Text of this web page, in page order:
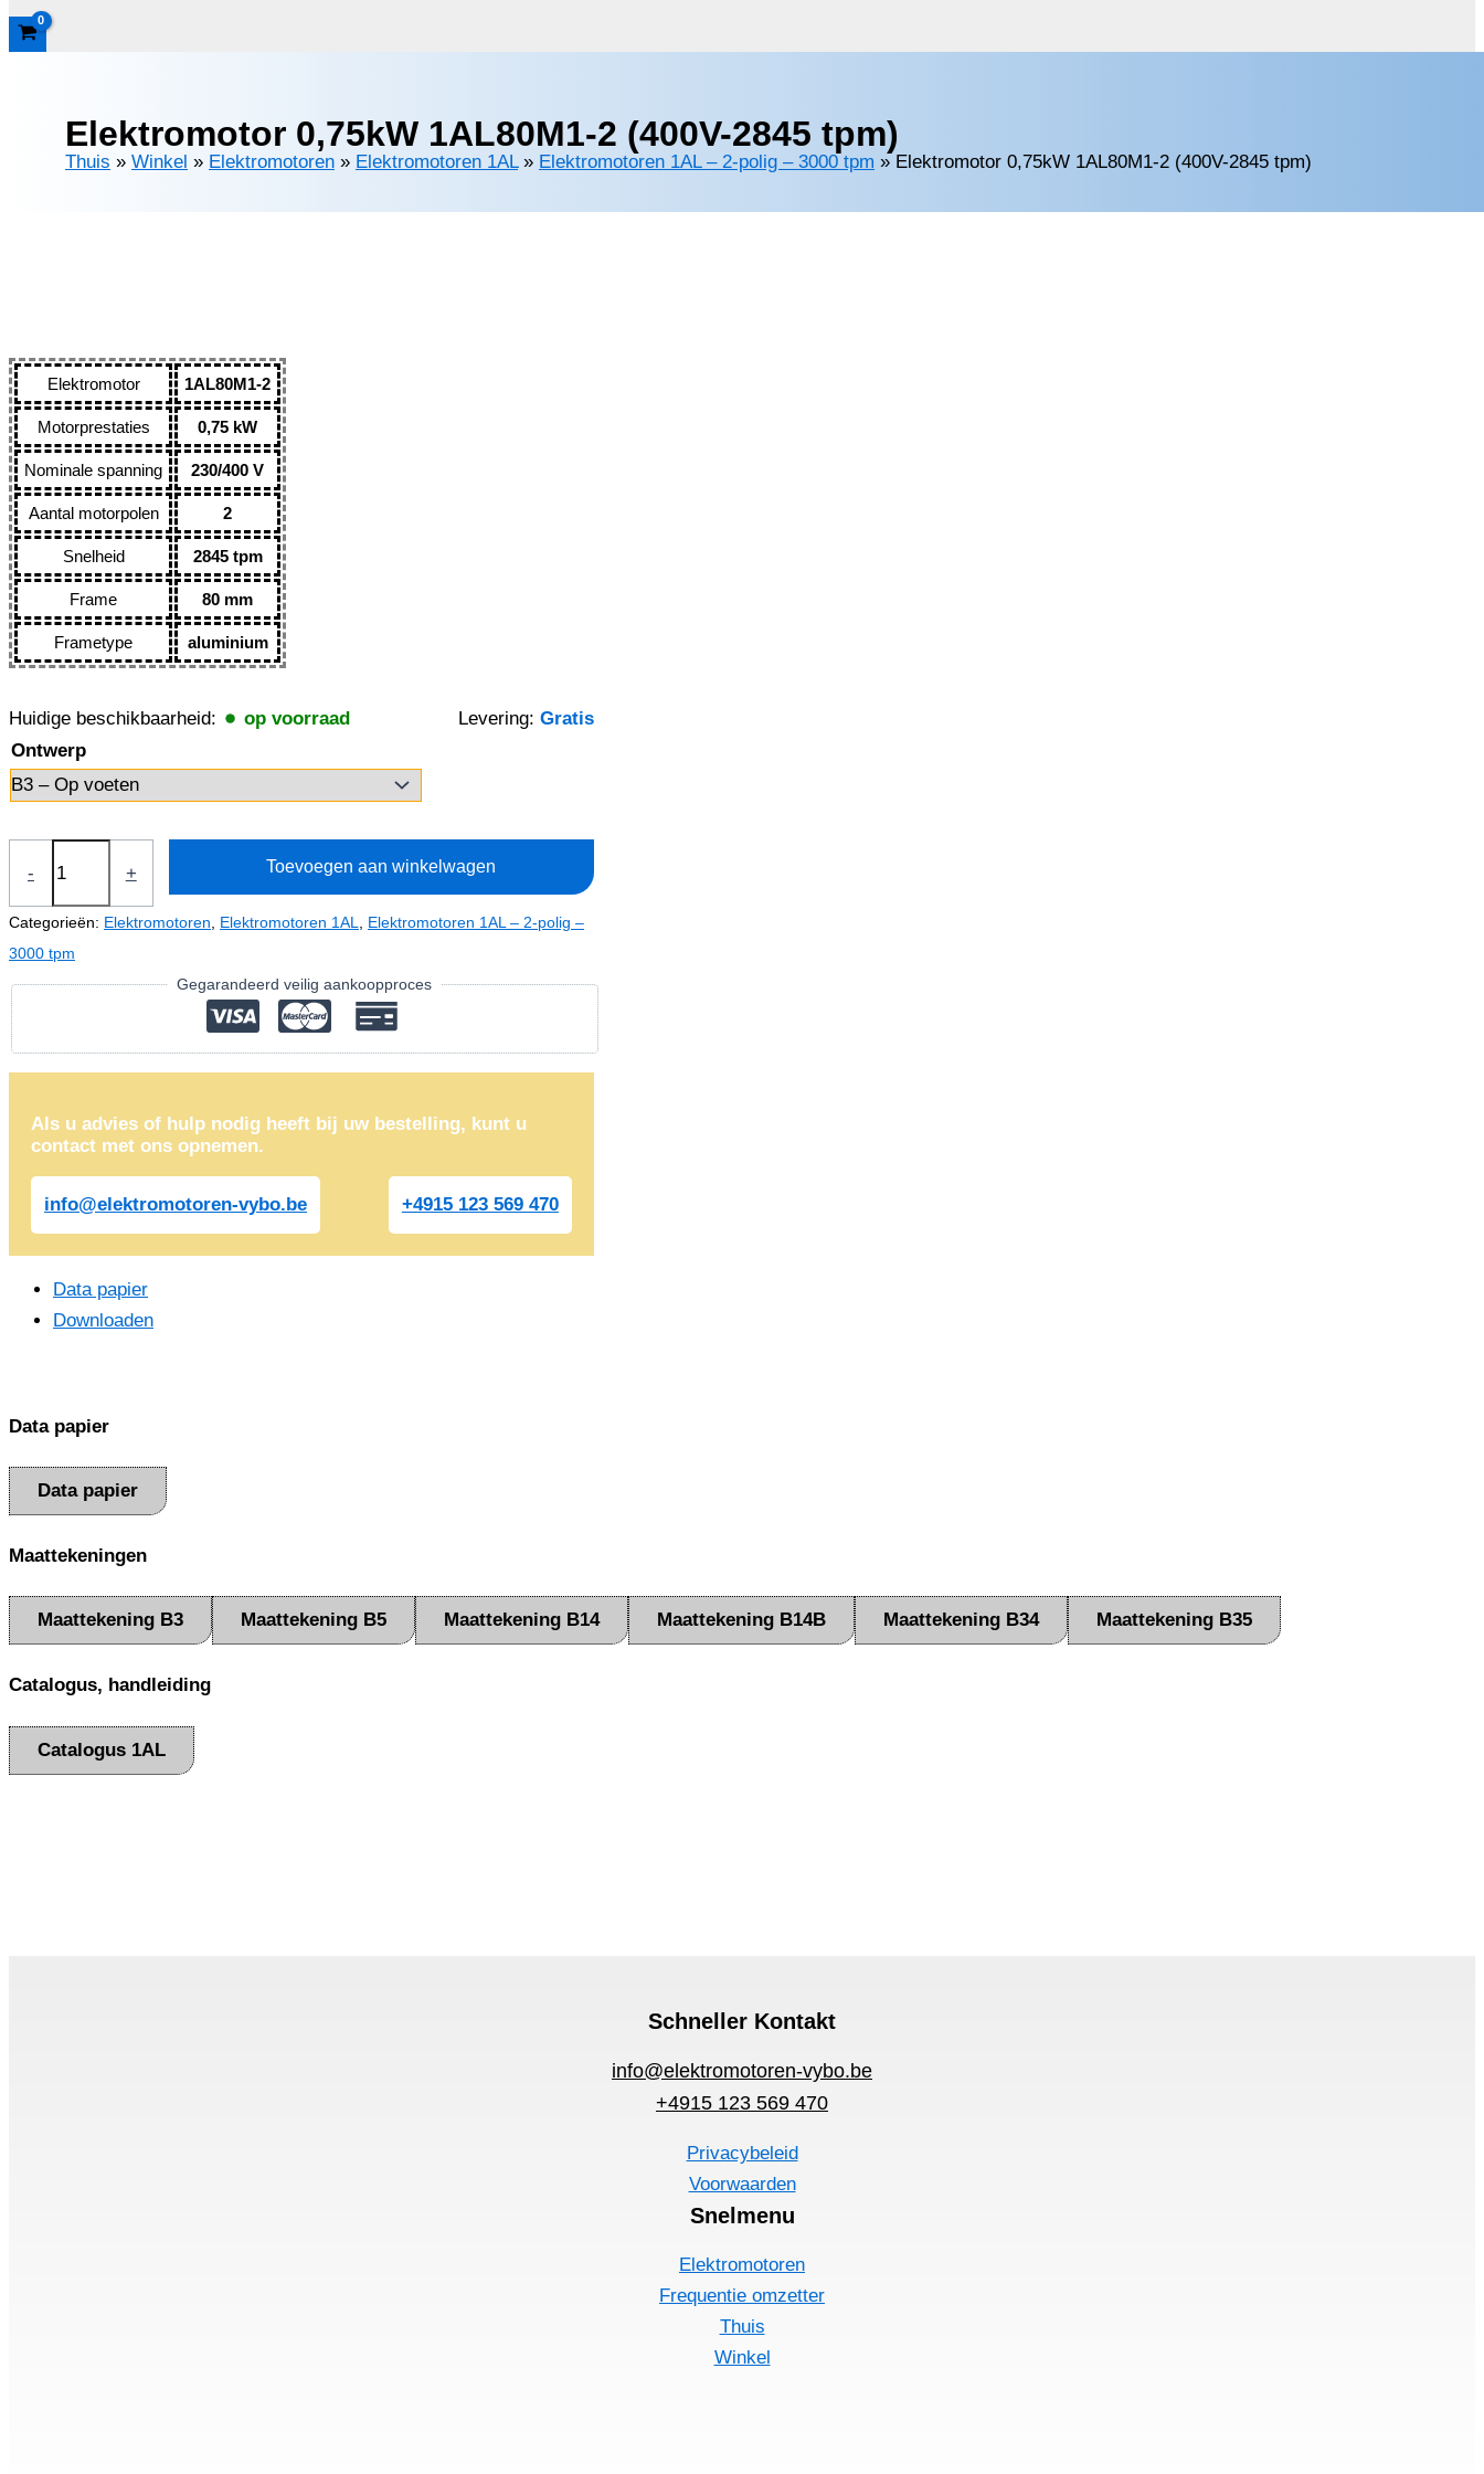
Elektromotor 0,75kW 1AL80M1-2 (400V-2845 tpm)
Thuis » Winkel » Elektromotoren » Elektromotoren 1AL» Elektromotoren 1AL – 2-polig – 3000 tpm » Elektromotor 0,75kW 1AL80M1-2 (400V-2845 tpm)
Elektromotor 1AL80M1-2
Motorprestaties 0,75 kW
Nominale spanning 230/400 V
Aantal motorpolen 2
Snelheid 2845 tpm
Frame 80 mm
Frametype aluminium
Huidige beschikbaarheid: op voorraad Levering: Gratis
Ontwerp
-
0,75kW
1AL80M1-
2
2845
tpm)
aantal
+ Toevoegen aan winkelwagen
Categorieën: Elektromotoren, Elektromotoren 1AL, Elektromotoren 1AL – 2-polig –
3000 tpm
Gegarandeerd veilig aankoopproces
Als u advies of hulp nodig heeft bij uw bestelling, kunt u
contact met ons opnemen.
info@elektromotoren-vybo.be +4915 123 569 470
Data papier
Downloaden
Data papier
Data papier
Maattekeningen
Maattekening B3 Maattekening B5 Maattekening B14 Maattekening B14B Maattekening B34 Maattekening B35
Catalogus, handleiding
Catalogus 1AL
Schneller Kontakt
info@elektromotoren-vybo.be
+4915 123 569 470
Privacybeleid
Voorwaarden
Snelmenu
Elektromotoren
Frequentie omzetter
Thuis
Winkel